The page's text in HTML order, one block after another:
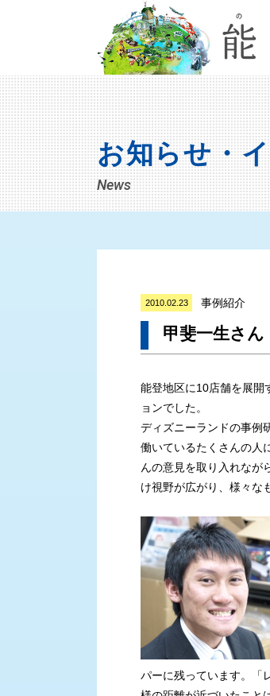
お知らせ・
News
2010.02.23 事例紹介
甲斐一生さん
能登地区に10店舗を展開
ョンでした。
ディズニーランドの事例
働いているたくさんの人
んの意見を取り入れなが
け視野が広がり、様々な
パーに残っています。「